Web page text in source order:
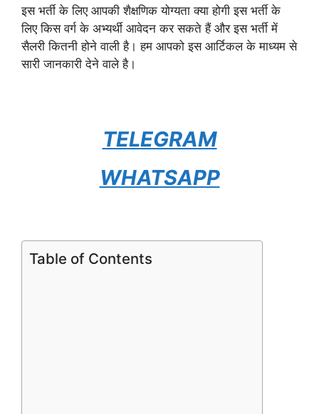
इस भर्ती के लिए आपकी शैक्षणिक योग्यता क्या होगी इस भर्ती के
लिए किस वर्ग के अभ्यर्थी आवेदन कर सकते हैं और इस भर्ती में
सैलरी कितनी होने वाली है। हम आपको इस आर्टिकल के माध्यम से
सारी जानकारी देने वाले है।
TELEGRAM
WHATSAPP
Table of Contents